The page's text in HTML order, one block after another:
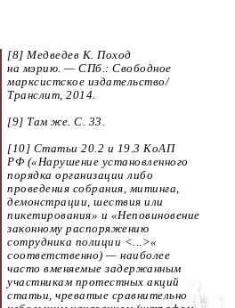
[8] Медведев К. Поход
на мэрию. — СПб.: Свободное
марксистское издательство/
Транслит, 2014.
[9] Там же. С. 33.
[10] Статьи 20.2 и 19.3 КоАП
РФ («Нарушение установленного
порядка организации либо
проведения собрания, митинга,
демонстрации, шествия или
пикетирования» и «Неповиновение
законному распоряжению
сотрудника полиции <...>«
соответственно) — наиболее
часто вменяемые задержанным
участникам протестных акций
статьи, чреватые сравнительно